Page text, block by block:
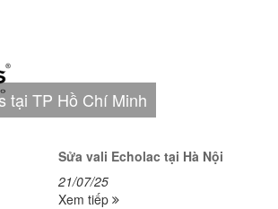
tại TP Hồ Chí Minh
Sửa vali Echolac tại Hà Nội
21/07/25
Xem tiếp